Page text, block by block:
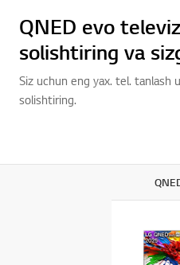
QNED evo
solishtiring va
Siz uchun eng yax. tel. tanlash
solishtiring.